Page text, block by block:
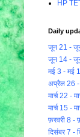
HP
Daily
जून 21 -
जून 14 -
मई 3 - मई
अप्रैल 26 -
मार्च 22 -
मार्च 15 -
फ़रवरी 8 -
दिसंबर 7 -